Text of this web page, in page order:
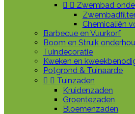
  Zwembad
Chemicaliën
Barbecue en Vuurkorf
Boom en Struik
Tuindecoratie
Kweken en
Potgrond & Tuinaarde
  Tuinzaden
Kruidenzaden
Groentezaden
Bloemenzaden